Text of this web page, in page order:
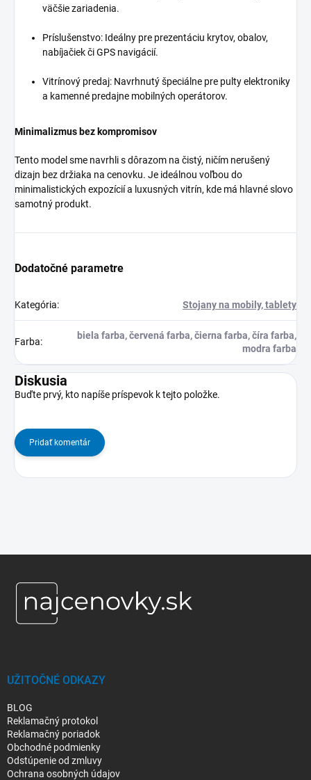
väčšie zariadenia.
Príslušenstvo: Ideálny pre prezentáciu krytov, obalov,
nabíjačiek či GPS navigácií.
Vitrínový predaj: Navrhnutý špeciálne pre pulty elektroniky
a kamenné predajne mobilných operátorov.
Minimalizmus bez kompromisov
Tento model sme navrhli s dôrazom na čistý, ničím nerušený
dizajn bez držiaka na cenovku. Je ideálnou voľbou do
minimalistických expozícií a luxusných vitrín, kde má hlavné slovo
samotný produkt.
Dodatočné parametre
Kategória: Stojany na mobily, tablety
Farba:
biela farba, červená farba, čierna farba, číra farba,
modra farba
Diskusia
Buďte prvý, kto napíše príspevok k tejto položke.
Pridať komentár
UŽITOČNÉ ODKAZY
BLOG
Reklamačný protokol
Reklamačný poriadok
Obchodné podmienky
Odstúpenie od zmluvy
Ochrana osobných údajov